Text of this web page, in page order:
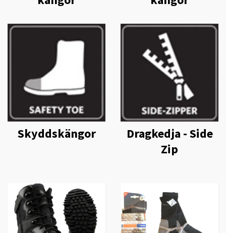
Skyddskängor
Dragkedja - Side
Zip